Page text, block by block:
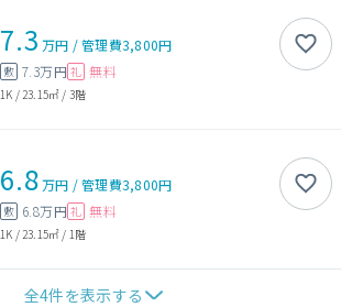
7.3 万円 /管理費3,800円
敷 7.3万円 礼 無料
1K / 23.15㎡ / 3階
6.8万円 /管理費3,800円
敷 6.8万円 礼 無料
1K / 23.15㎡ / 1階
全4件を表示する